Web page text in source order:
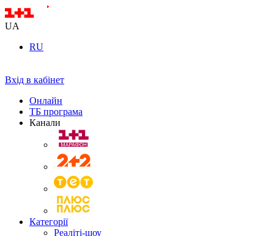
UA
RU
Вхід в кабінет
Онлайн
ТБ програма
Канали
Категорії
Реаліті-шоу